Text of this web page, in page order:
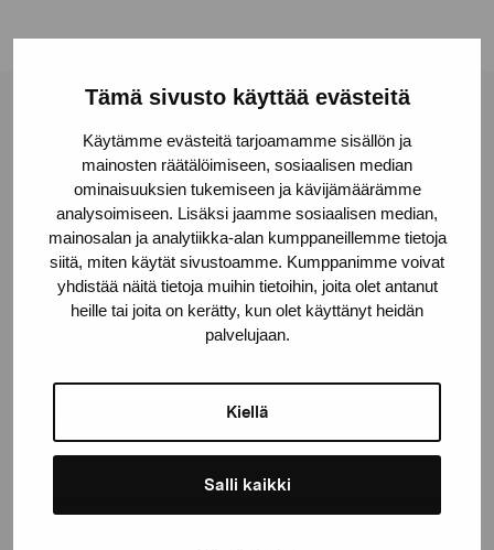
Tämä sivusto käyttää evästeitä
Käytämme evästeitä tarjoamamme sisällön ja
mainosten räätälöimiseen, sosiaalisen median
ominaisuuksien tukemiseen ja kävijämäärämme
analysoimiseen. Lisäksi jaamme sosiaalisen median,
mainosalan ja analytiikka-alan kumppaneillemme tietoja
siitä, miten käytät sivustoamme. Kumppanimme voivat
yhdistää näitä tietoja muihin tietoihin, joita olet antanut
heille tai joita on kerätty, kun olet käyttänyt heidän
palvelujaan.
Kiellä
Salli kaikki
Pro Artibus Foundation
Gustav Wasas gata 11
10600 Ekenäs
proartibus@proartibus.fi
+358 (0)50 371 6339